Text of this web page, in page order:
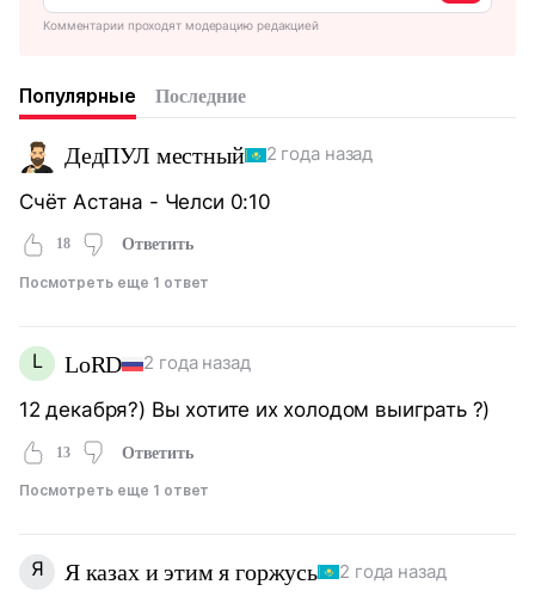
Комментарии проходят модерацию редакцией
Популярные Последние
ДедПУЛ местный 2 года назад
Счёт Астана - Челси 0:10
18 Ответить
Посмотреть еще 1 ответ
L LoRD 2 года назад
12 декабря?) Вы хотите их холодом выиграть ?)
13 Ответить
Посмотреть еще 1 ответ
Я Я казах и этим я горжусь 2 года назад